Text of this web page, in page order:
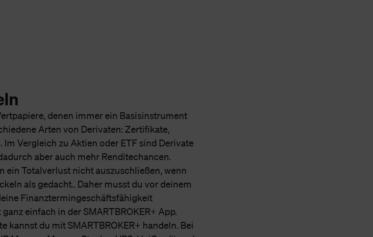
denen immer ein Basisinstrument
Arten von Derivaten: Zertifikate,
Vergleich zu Aktien oder ETF sind Derivate
aber auch mehr Renditechancen.
ein Totalverlust nicht auszuschließen, wenn
als gedacht.. Daher musst du vor deinem
Finanztermingeschäftsfähigkeit
einfach in der SMARTBROKER+ App.
kannst du mit SMARTBROKER+ handeln. Bei